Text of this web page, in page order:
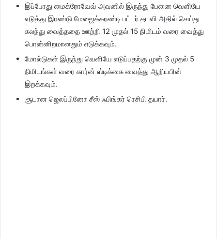
இப்போது மைக்ரோவேவ் அவனில் இருந்து பேனை வெளியே
எடுத்து இரண்டு மேஜைக்கரண்டி பட்டர் தடவி அதில் செய்து
கலந்து வைத்ததை ஊற்றி 12 முதல் 15 நிமிடம் வரை வைத்து
பொன்னிறமானதும் எடுக்கவும்.
மோல்டுகள் இருந்து வெளியே எடுப்பதற்கு முன் 3 முதல் 5
நிமிடங்கள் வரை கார்ன் ஸ்டிக்கை வைத்து ஆறியபின்
இறக்கவும்.
சூடான ஜெலப்பினோ சீஸ் ஃபிங்கர் ரெசிபி தயார்.